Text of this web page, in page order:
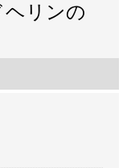
ヘリンの